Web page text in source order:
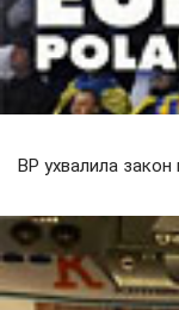
ВР ухвалила